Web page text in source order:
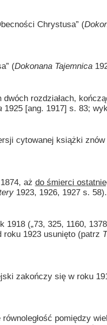
Chrystusa” (
(Dokonana Tajemnica
rozdziałach,
1925 [ang. 1917] s. 83;
cytowanej książki znów
aż do śmierci
1923, 1926, 1927 s. 58).
(„73, 325, 1160,
1923 usunięto (patrz
zakończy się w roku
pomiędzy